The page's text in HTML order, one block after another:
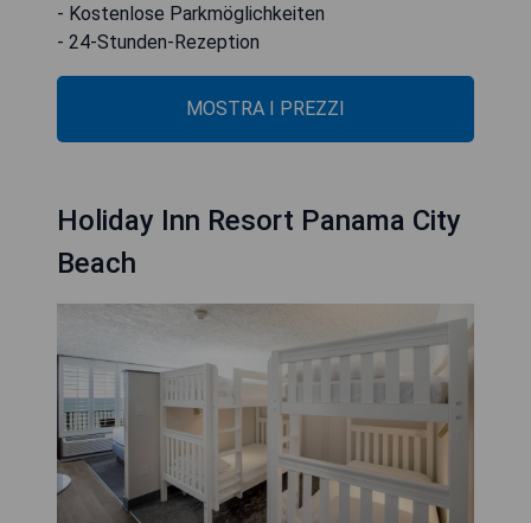
- Kostenlose Parkmöglichkeiten
- 24-Stunden-Rezeption
MOSTRA I PREZZI
Holiday Inn Resort Panama City
Beach